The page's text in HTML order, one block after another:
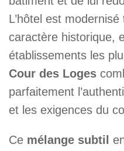
L’hôtel est
caractère historique,
établissements les
Cour des Loges
parfaitement
et les exigences du
Ce mélange subtil